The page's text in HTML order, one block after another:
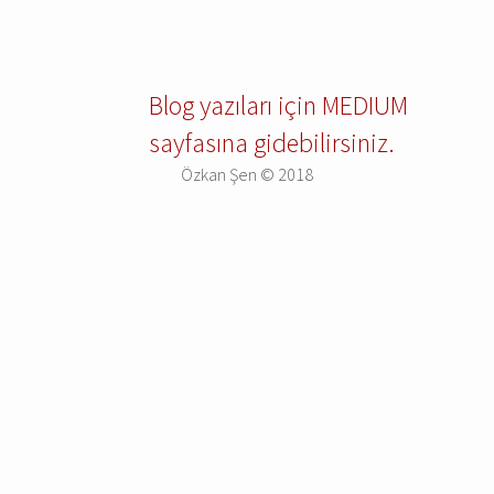
Blog yazıları için MEDIUM
sayfasına gidebilirsiniz.
Özkan Şen © 2018